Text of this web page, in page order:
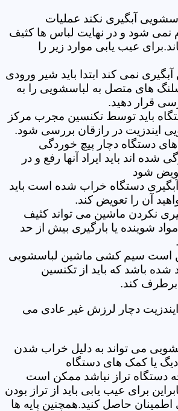
آبگیری نکند عملیات
شود و در نهایت لباس ها کثیف
عیب یابی موارد زیر را
نمی کند ابتدا باید شیر ورودی
های متصل به لباسشویی را به
قرار دهید.
باید توسط تکنسین مجرب مرکز
ایندزیت در رازقان بررسی شود.
دستگاه دچار پیچ خوردگی
شده اند باید ایراد آنها رفع و در
شود
آبگیری دستگاه خراب شده است باید
آن را تعویض کند.
نکردن ماشین می تواند کثیف
شوینده یا بارگیری بیش از حد
است سیم کشی ماشین لباسشویی
شده باشد که باید از تکنسین
برطرف کند.
دچار لرزش غیر عادی می
می تواند به دلیل خراب شدن
دیگ یا کمک های دستگاه
دستگاه تراز نباشد ممکن است
برای عیب یابی باید از تراز بودن
حاصل کنید.همچنین پایه ها